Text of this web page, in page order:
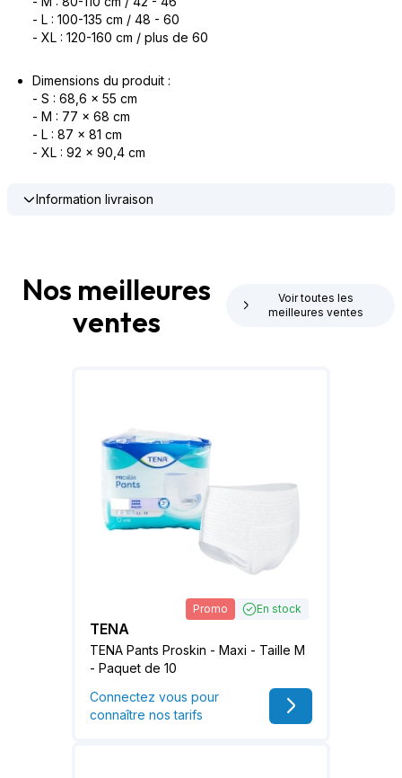
- L : 100-135 cm / 48 - 60
- XL : 120-160 cm / plus de 60
Dimensions du produit :
- S : 68,6 x 55 cm
- M : 77 x 68 cm
- L : 87 x 81 cm
- XL : 92 x 90,4 cm
Information livraison
Nos meilleures
ventes
Voir toutes les
meilleures ventes
Promo En stock
TENA
TENA Pants Proskin - Maxi - Taille M
- Paquet de 10
Connectez vous pour
connaître nos tarifs